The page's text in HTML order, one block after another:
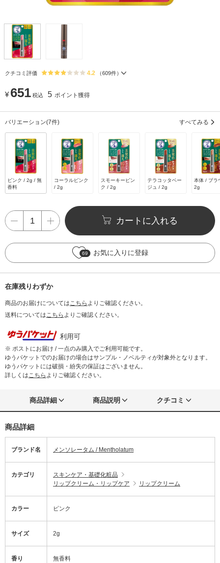
クチコミ評価 4.2 （609件）
¥ 651 税込 5 ポイント獲得
バリエーション(7件) すべてみる
ピンク / 2g / 無
香料
コーラルピンク
/ 2g
スモーキーピン
ク / 2g
テラコッタベー
ジュ / 2g
本体 / ブラ
2g
カートに入れる
69 お気に入りに登録
在庫残りわずか
商品のお届けについてはこちら よりご確認ください。
送料についてはこちら よりご確認ください。
利用可
※ ポストにお届け / 一点のみ購入でご利用可能です。
ゆうパケットでのお届けの場合はサンプル・ノベルティが対象外となります。
ゆうパケットには破損・紛失の保証はございません。
詳しくはこちら よりご確認ください。
商品詳細 商品説明 クチコミ
商品詳細
ブランド名 メンソレータム / Mentholatum
カテゴリ
スキンケア・基礎化粧品
リップクリーム・リップケア
リップクリーム
カラー ピンク
サイズ 2g
香り 無香料